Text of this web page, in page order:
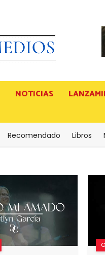
NOTICIAS
Recomendado Libros